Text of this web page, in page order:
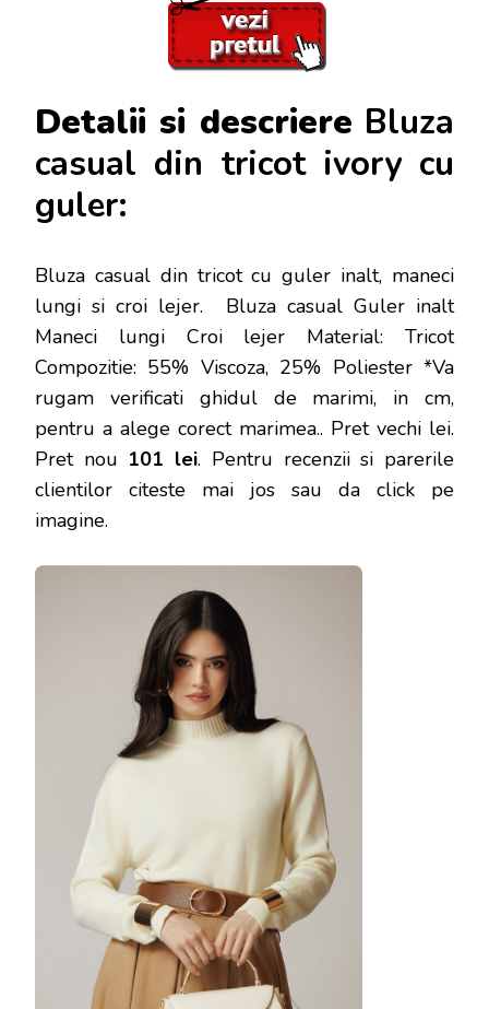
Detalii si descriere Bluza
casual din tricot ivory cu
guler:
Bluza casual din tricot cu guler inalt, maneci
lungi si croi lejer. Bluza casual Guler inalt
Maneci lungi Croi lejer Material: Tricot
Compozitie: 55% Viscoza, 25% Poliester *Va
rugam verificati ghidul de marimi, in cm,
pentru a alege corect marimea.. Pret vechi lei.
Pret nou 101 lei. Pentru recenzii si parerile
clientilor citeste mai jos sau da click pe
imagine.